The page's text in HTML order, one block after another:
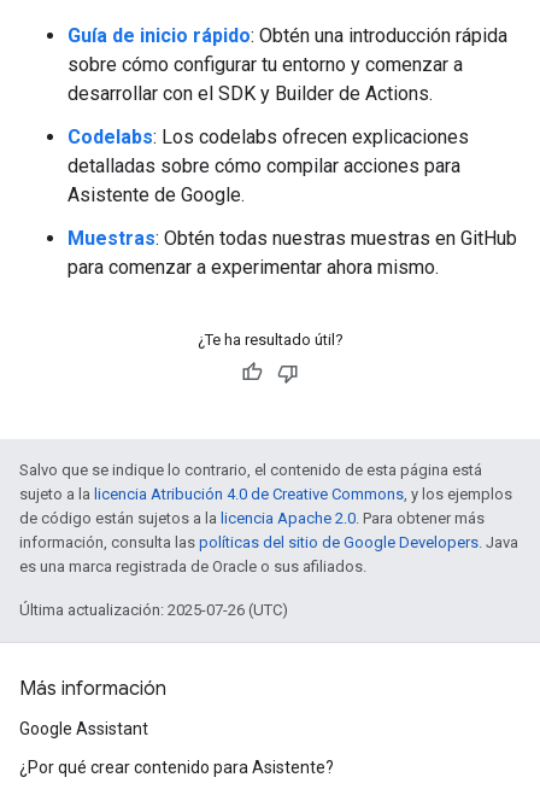
Guía de inicio rápido: Obtén una introducción rápida
sobre cómo configurar tu entorno y comenzar a
desarrollar con el SDK y Builder de Actions.
Codelabs: Los codelabs ofrecen explicaciones
detalladas sobre cómo compilar acciones para
Asistente de Google.
Muestras: Obtén todas nuestras muestras en GitHub
para comenzar a experimentar ahora mismo.
¿Te ha resultado útil?
Salvo que se indique lo contrario, el contenido de esta página está
sujeto a la licencia Atribución 4.0 de Creative Commons , y los ejemplos
de código están sujetos a la licencia Apache 2.0 . Para obtener más
información, consulta las políticas del sitio de Google Developers . Java
es una marca registrada de Oracle o sus afiliados.
Última actualización: 2025-07-26 (UTC)
Más información
Google Assistant
¿Por qué crear contenido para Asistente?